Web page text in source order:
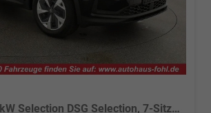
1.5 TSI mHEV 110 kW Selection DSG Selection, 7-Sitzer, AHK, Navi, Side, Kamera, Winter, 4 J.- Garantie